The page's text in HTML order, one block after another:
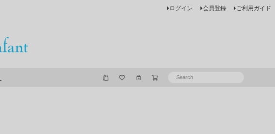
ログイン 会員登録 ご利用ガイド